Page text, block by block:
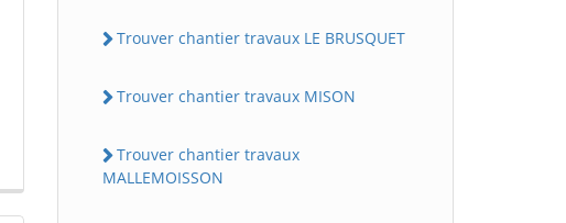
Trouver chantier travaux LE BRUSQUET
Trouver chantier travaux MISON
Trouver chantier travaux
MALLEMOISSON